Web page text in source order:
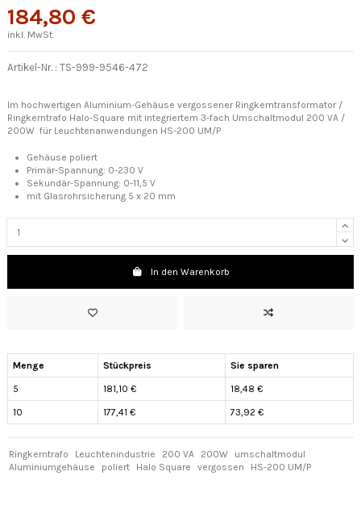
184,80 €
inkl. MwSt.
Artikel-Nr. : TS-999-9546-472
Im hochwertigen Aluminium-Gehäuse vergossener Ringkerntransformator /
Ringkerntrafo Halo-Square mit integriertem 3-fach Umschaltmodul 200 VA /
200W für Leuchtenanwendungen HS-200 UM/P
Gehäuse poliert
Primär-Spannung: 0-230 V
Sekundär-Spannung: 0-11,5 V
mit Glasrohrsicherung 5 x 20 mm
In den Warenkorb
Menge Stückpreis Sie sparen
5 181,10 € 18,48 €
10 177,41 € 73,92 €
Ringkerntrafo Leuchtenindustrie 200 VA 200W
umschaltmodul
Aluminiumgehäuse
poliert Halo Square vergossen HS-200 UM/P